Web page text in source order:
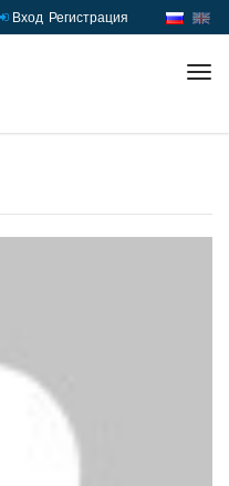
Вход Регистрация